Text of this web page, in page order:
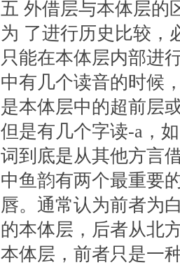
五 外借层与本体层的
为 了进行历史比较，
只能在本体层内部进
中有几个读音的时候
是本体层中的超前层
但是有几个字读-a，
词到底是从其他方言
中鱼韵有两个最重要
唇。通常认为前者为
的本体层，后者从北
本体层，前者只是一